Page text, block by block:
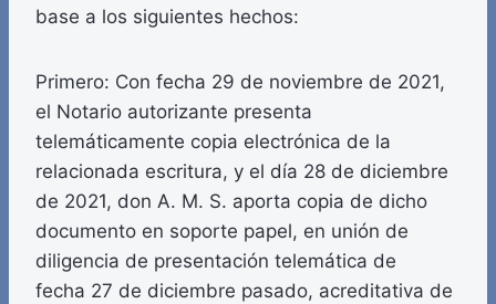
base a los siguientes hechos:
Primero: Con fecha 29 de noviembre de 2021,
el Notario autorizante presenta
telemáticamente copia electrónica de la
relacionada escritura, y el día 28 de diciembre
de 2021, don A. M. S. aporta copia de dicho
documento en soporte papel, en unión de
diligencia de presentación telemática de
fecha 27 de diciembre pasado, acreditativa de